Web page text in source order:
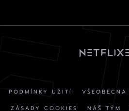
PODMÍNKY UŽITÍ
ZÁSADY COOKIES
NÁŠ TÝM